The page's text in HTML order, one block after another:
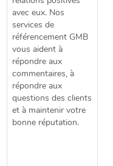
avec eux. Nos
services de
référencement GMB
vous aident à
répondre aux
commentaires, à
répondre aux
questions des clients
et à maintenir votre
bonne réputation.